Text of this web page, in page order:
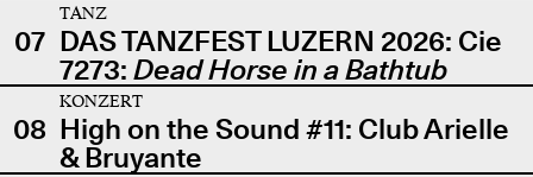
07
TANZ
DAS TANZFEST LUZERN 2026: Cie
7273: Dead Horse in a Bathtub
08
KONZERT
High on the Sound #11: Club Arielle
& Bruyante